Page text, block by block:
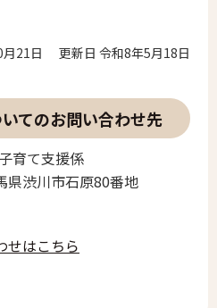
21日 更新日 令和8年5月18日
てのお問い合わせ先
育て支援係
県渋川市石原80番地
せはこちら